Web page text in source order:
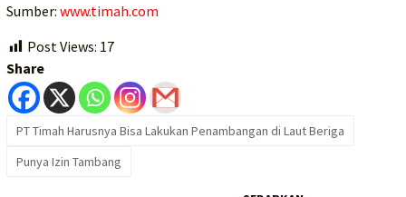
Sumber: www.timah.com
Post Views: 17
Share
PT Timah Harusnya Bisa Lakukan Penambangan di Laut Beriga
Punya Izin Tambang